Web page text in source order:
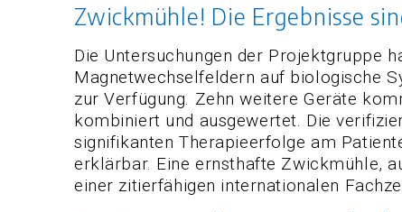
Zwickmühle! Die Ergebnisse
Die Untersuchungen der Projektgruppe
Magnetwechselfeldern auf biologische
zur Verfügung. Zehn weitere Geräte
kombiniert und ausgewertet. Die
signifikanten Therapieerfolge am
erklärbar. Eine ernsthafte Zwickmühle,
einer zitierfähigen internationalen